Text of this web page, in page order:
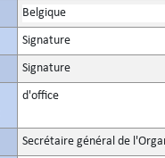
Belgique
Signature
Signature
d'office
Secrétaire général de